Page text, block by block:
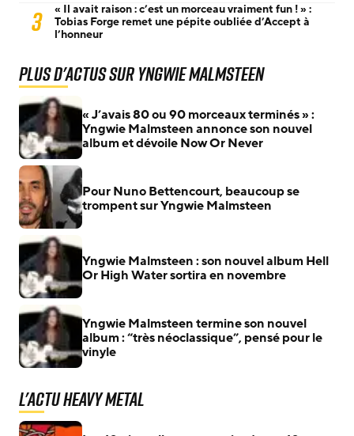
3
« Il avait raison : c’est un morceau vraiment fun ! » :
Tobias Forge remet une pépite oubliée d’Accept à
l’honneur
Plus d'actus sur Yngwie Malmsteen
« J’avais 80 ou 90 morceaux terminés » :
Yngwie Malmsteen annonce son nouvel
album et dévoile Now Or Never
Pour Nuno Bettencourt, beaucoup se
trompent sur Yngwie Malmsteen
Yngwie Malmsteen : son nouvel album Hell
Or High Water sortira en novembre
Yngwie Malmsteen termine son nouvel
album : “très néoclassique”, pensé pour le
vinyle
L'actu Heavy Metal